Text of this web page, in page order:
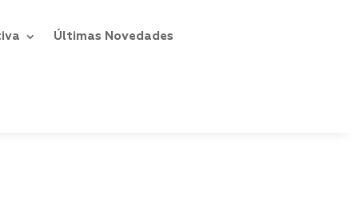
Últimas Novedades